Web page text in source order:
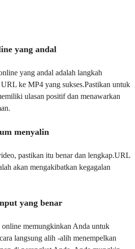
yang andal
yang andal adalah langkah
ke MP4 yang sukses.Pastikan untuk
ulasan positif dan menawarkan
menyalin
pastikan itu benar dan lengkap.URL
akan mengakibatkan kegagalan
yang benar
memungkinkan Anda untuk
langsung alih -alih menempelkan